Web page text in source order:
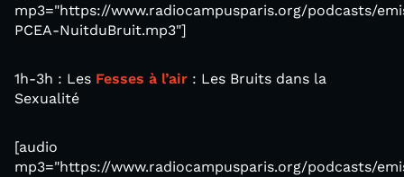
mp3="https://www.radiocampusparis.org/podcasts/
PCEA-NuitduBruit.mp3"]
1h-3h : Les Fesses à l’air : Les Bruits dans la
Sexualité
[audio
mp3="https://www.radiocampusparis.org/podcasts/